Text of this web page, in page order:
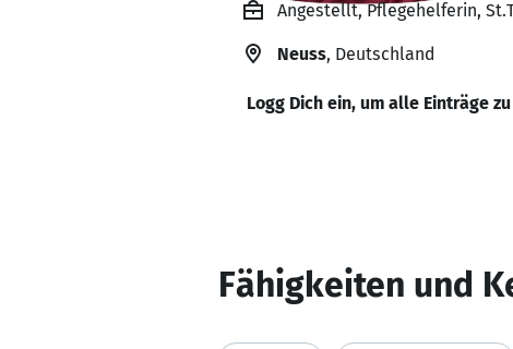
Angestellt, Pflegehelferin,
Neuss, Deutschland
Logg Dich ein, um alle Einträge
Fähigkeiten und